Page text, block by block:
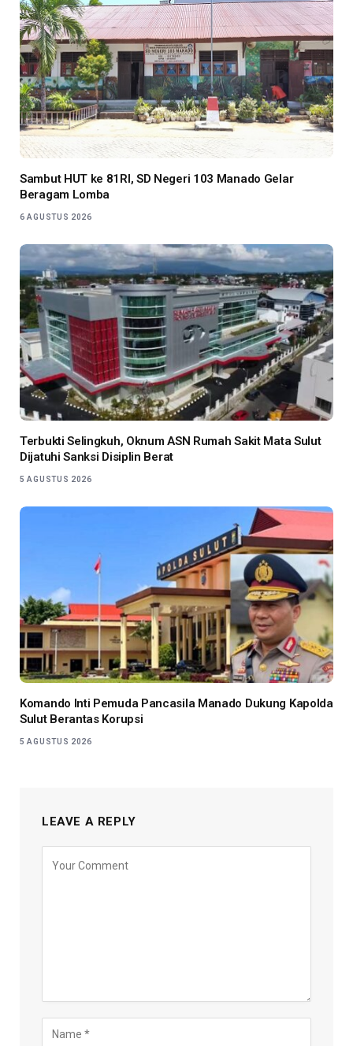
Sambut HUT ke 81RI, SD Negeri 103 Manado Gelar
Beragam Lomba
6 AGUSTUS 2026
Terbukti Selingkuh, Oknum ASN Rumah Sakit Mata Sulut
Dijatuhi Sanksi Disiplin Berat
5 AGUSTUS 2026
Komando Inti Pemuda Pancasila Manado Dukung Kapolda
Sulut Berantas Korupsi
5 AGUSTUS 2026
LEAVE A REPLY